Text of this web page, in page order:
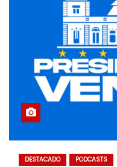
DESTACADO PODCASTS